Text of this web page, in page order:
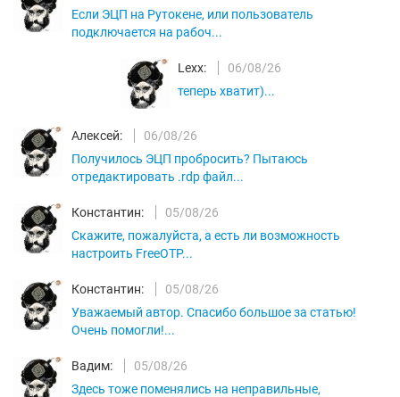
Если ЭЦП на Рутокене, или пользователь
подключается на рабоч...
Lexx:
06/08/26
теперь хватит)...
Алексей:
06/08/26
Получилось ЭЦП пробросить? Пытаюсь
отредактировать .rdp файл...
Константин:
05/08/26
Скажите, пожалуйста, а есть ли возможность
настроить FreeOTP...
Константин:
05/08/26
Уважаемый автор. Спасибо большое за статью!
Очень помогли!...
Вадим:
05/08/26
Здесь тоже поменялись на неправильные,